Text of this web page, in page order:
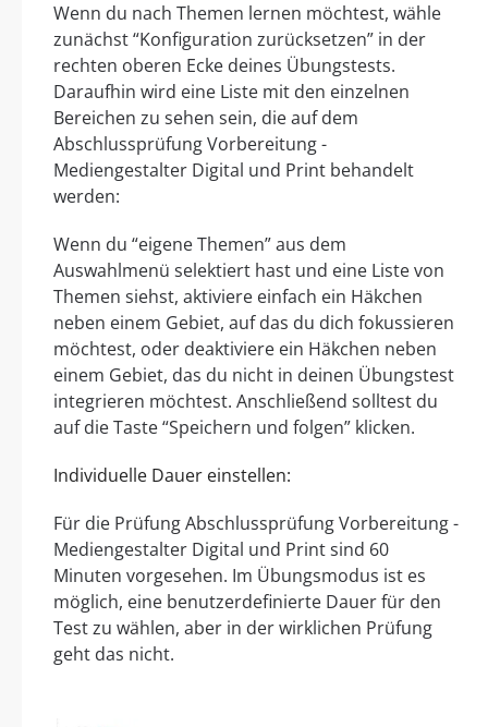
Wenn du nach Themen lernen möchtest, wähle
zunächst “Konfiguration zurücksetzen” in der
rechten oberen Ecke deines Übungstests.
Daraufhin wird eine Liste mit den einzelnen
Bereichen zu sehen sein, die auf dem
Abschlussprüfung Vorbereitung -
Mediengestalter Digital und Print behandelt
werden:
Wenn du “eigene Themen” aus dem
Auswahlmenü selektiert hast und eine Liste von
Themen siehst, aktiviere einfach ein Häkchen
neben einem Gebiet, auf das du dich fokussieren
möchtest, oder deaktiviere ein Häkchen neben
einem Gebiet, das du nicht in deinen Übungstest
integrieren möchtest. Anschließend solltest du
auf die Taste “Speichern und folgen” klicken.
Individuelle Dauer einstellen:
Für die Prüfung Abschlussprüfung Vorbereitung -
Mediengestalter Digital und Print sind 60
Minuten vorgesehen. Im Übungsmodus ist es
möglich, eine benutzerdefinierte Dauer für den
Test zu wählen, aber in der wirklichen Prüfung
geht das nicht.